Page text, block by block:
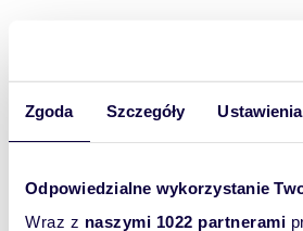
Zgoda Szczegóły
Odpowiedzialne wykorzystanie
Wraz z naszymi 1022 partnerami